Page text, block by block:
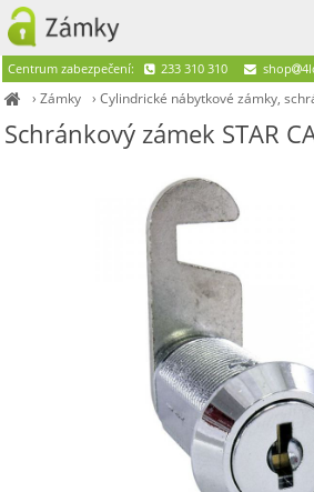
›Zámky ›Cylindrické nábytkové zámky,
Schránkový zámek STAR
Centrum zabezpečení: 233 310 310 shop